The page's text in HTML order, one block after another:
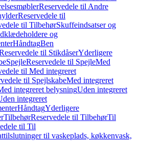
Reservedele til Andre
Reservedele til
til TilbehørSkuffeindsatser og
og
HåndtagBen
til StikdåserYderligere
SpejleReservedele til SpejleMed
til Med integreret
til SpejlskabeMed integreret
integreret belysningUden integreret
integreret
HåndtagYderligere
TilbehørReservedele til TilbehørTil
til Til
til vaskeplads, køkkenvask,